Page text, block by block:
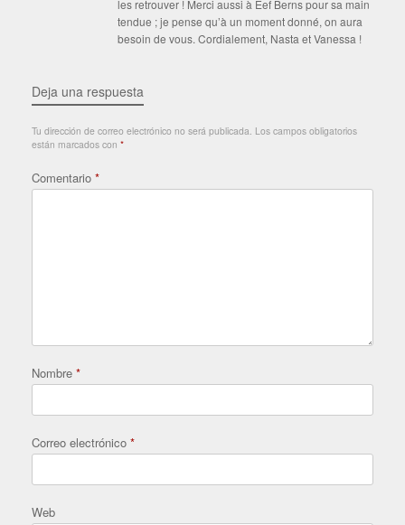
les retrouver ! Merci aussi à Eef Berns pour sa main
tendue ; je pense qu’à un moment donné, on aura
besoin de vous. Cordialement, Nasta et Vanessa !
Deja una respuesta
Tu dirección de correo electrónico no será publicada. Los campos obligatorios
están marcados con *
Comentario *
Nombre *
Correo electrónico *
Web